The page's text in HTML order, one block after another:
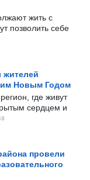
жить с
позволить себе
жителей
Новым Годом
где живут
сердцем и
провели